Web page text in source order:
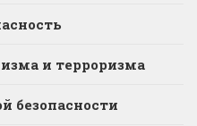
и терроризма
безопасности